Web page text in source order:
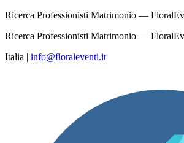
Ricerca Professionisti Matrimonio —
Ricerca Professionisti Matrimonio —
Italia | info@floraleventi.it